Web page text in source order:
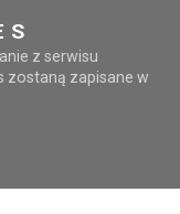
z serwisu
zostaną zapisane w